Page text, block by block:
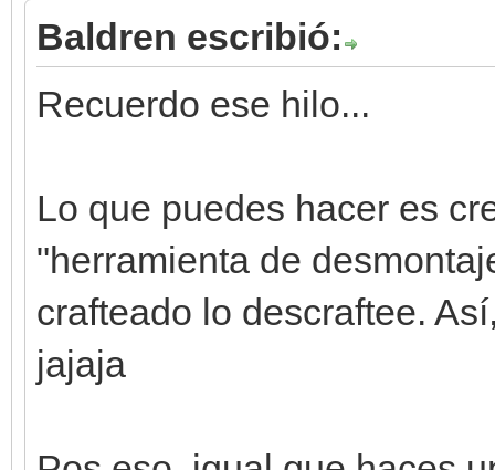
Baldren escribió:
Recuerdo ese hilo...
Lo que puedes hacer es
"herramienta de
crafteado lo descraftee.
jajaja